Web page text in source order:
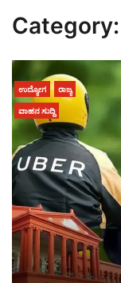
Category:
ಉದ್ಯೋಗ ರಾಜ್ಯ
ವಾಹನ ಸುದ್ದಿ